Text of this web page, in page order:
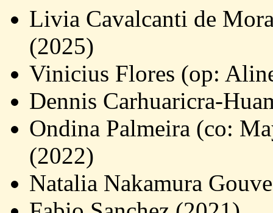
Livia Cavalcanti de
(2025)
Vinicius Flores (op:
Dennis Carhuaricra-
Ondina Palmeira (co:
(2022)
Natalia Nakamura